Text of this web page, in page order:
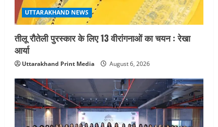
UTTARAKHAND NEWS
तीलू रौतेली पुरस्कार के लिए 13 वीरांगनाओं का चयन : रेखा
आर्या
Uttarakhand Print Media August 6, 2026